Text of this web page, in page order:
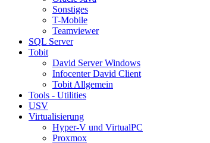
Sonstiges
T-Mobile
Teamviewer
SQL Server
Tobit
David Server Windows
Infocenter David Client
Tobit Allgemein
Tools - Utilities
USV
Virtualisierung
Hyper-V und VirtualPC
Proxmox